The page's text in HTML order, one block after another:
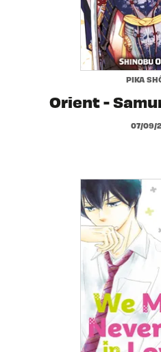
PIKA
Orient -
07/09/